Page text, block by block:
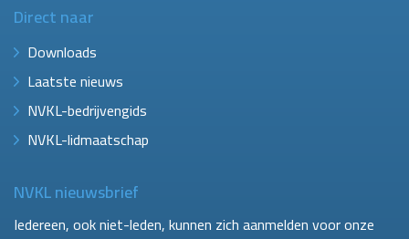
Direct naar
Downloads
Laatste nieuws
NVKL-bedrijvengids
NVKL-lidmaatschap
NVKL nieuwsbrief
Iedereen, ook niet-leden, kunnen zich aanmelden voor onze